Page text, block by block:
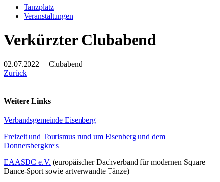
Tanzplatz
Veranstaltungen
Verkürzter Clubabend
02.07.2022 |
Clubabend
Zurück
Weitere Links
Verbandsgemeinde Eisenberg
Freizeit und Tourismus rund um Eisenberg und dem
Donnersbergkreis
EAASDC e.V. (europäischer Dachverband für modernen Square
Dance-Sport sowie artverwandte Tänze)